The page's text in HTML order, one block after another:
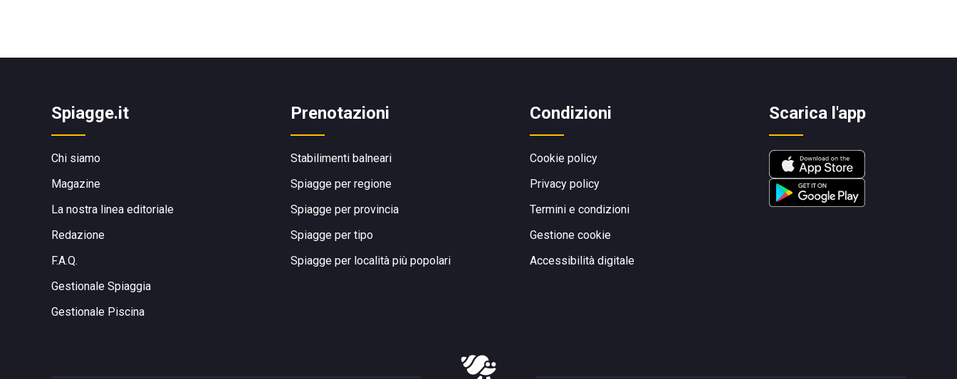
Spiagge.it
Chi siamo
Magazine
La nostra linea editoriale
Redazione
F.A.Q.
Gestionale Spiaggia
Gestionale Piscina
Prenotazioni
Stabilimenti balneari
Spiagge per regione
Spiagge per provincia
Spiagge per tipo
Spiagge per località più popolari
Condizioni
Cookie policy
Privacy policy
Termini e condizioni
Gestione cookie
Accessibilità digitale
Scarica l'app